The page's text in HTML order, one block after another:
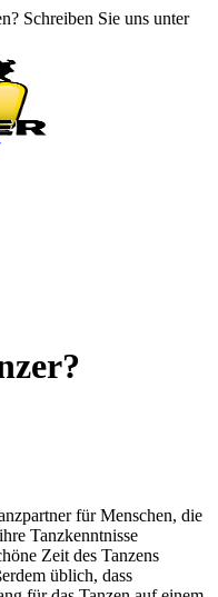
Schreiben Sie uns unter
für Menschen, die
Tanzkenntnisse
Zeit des Tanzens
üblich, dass